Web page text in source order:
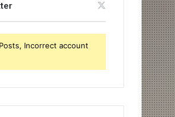
Incorrect account